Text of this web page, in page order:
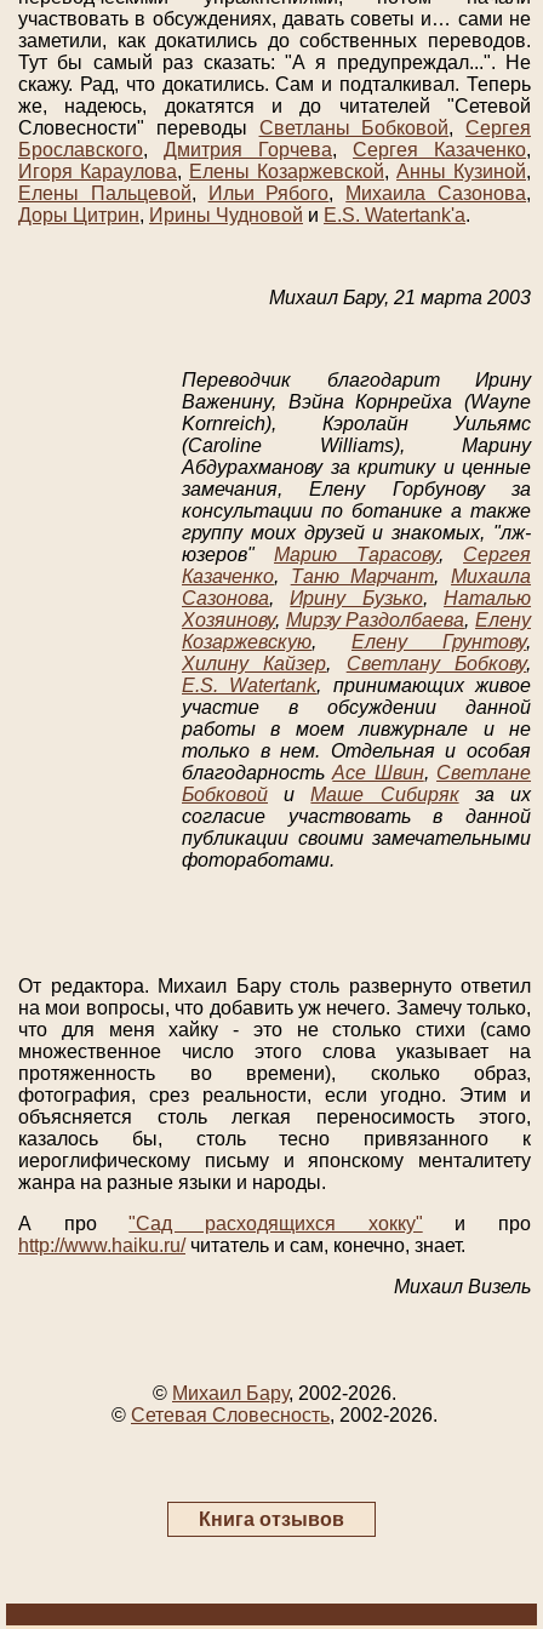
участвовать в обсуждениях, давать советы и… сами не
заметили, как докатились до собственных переводов.
Тут бы самый раз сказать: "А я предупреждал...". Не
скажу. Рад, что докатились. Сам и подталкивал. Теперь
же, надеюсь, докатятся и до читателей "Сетевой
Словесности" переводы Светланы Бобковой, Сергея
Брославского, Дмитрия Горчева, Сергея Казаченко,
Игоря Караулова, Елены Козаржевской, Анны Кузиной,
Елены Пальцевой, Ильи Рябого, Михаила Сазонова,
Доры Цитрин, Ирины Чудновой и E.S. Watertank'a.
Михаил Бару, 21 марта 2003
Переводчик благодарит Ирину
Важенину, Вэйна Корнрейха (Wayne
Kornreich), Кэролайн Уильямс
(Caroline Williams), Марину
Абдурахманову за критику и ценные
замечания, Елену Горбунову за
консультации по ботанике а также
группу моих друзей и знакомых, "лж-
юзеров" Марию Тарасову, Сергея
Казаченко, Таню Марчант,Михаила
Сазонова,Ирину Бузько,Наталью
Хозяинову, Мирзу Раздолбаева,Елену
Козаржевскую, Елену Грунтову,
Хилину Кайзер, Светлану Бобкову,
E.S. Watertank, принимающих живое
участие в обсуждении данной
работы в моем ливжурнале и не
только в нем. Отдельная и особая
благодарностьАсе Швин, Светлане
Бобковой иМаше Сибирякза их
согласие участвовать в данной
публикации своими замечательными
фотоработами.
От редактора. Михаил Бару столь развернуто ответил
на мои вопросы, что добавить уж нечего. Замечу только,
что для меня хайку - это не столько стихи (само
множественное число этого слова указывает на
протяженность во времени), сколько образ,
фотография, срез реальности, если угодно. Этим и
объясняется столь легкая переносимость этого,
казалось бы, столь тесно привязанного к
иероглифическому письму и японскому менталитету
жанра на разные языки и народы.
А про"Сад расходящихся хокку" и про
http://www.haiku.ru/читатель и сам, конечно, знает.
Михаил Визель
© Михаил Бару, 2002-2026.
© Сетевая Словесность, 2002-2026.
Книга отзывов